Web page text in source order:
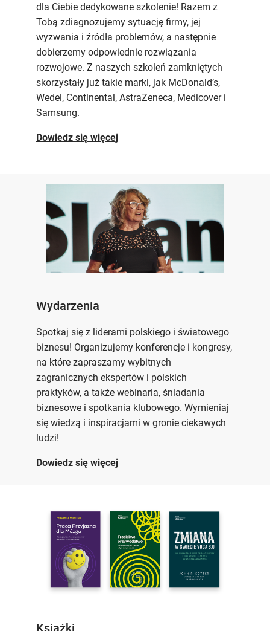
dla Ciebie dedykowane szkolenie! Razem z
Tobą zdiagnozujemy sytuację firmy, jej
wyzwania i źródła problemów, a następnie
dobierzemy odpowiednie rozwiązania
rozwojowe. Z naszych szkoleń zamkniętych
skorzystały już takie marki, jak McDonald’s,
Wedel, Continental, AstraZeneca, Medicover i
Samsung.
Dowiedz się więcej
Wydarzenia
Spotkaj się z liderami polskiego i światowego
biznesu! Organizujemy konferencje i kongresy,
na które zapraszamy wybitnych
zagranicznych ekspertów i polskich
praktyków, a także webinaria, śniadania
biznesowe i spotkania klubowego. Wymieniaj
się wiedzą i inspiracjami w gronie ciekawych
ludzi!
Dowiedz się więcej
Książki